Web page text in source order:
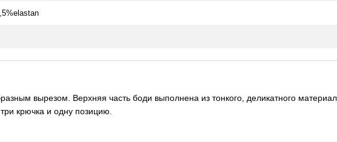
вырезом. Верхняя часть боди выполнена из тонкого, деликатного
крючка и одну позицию.